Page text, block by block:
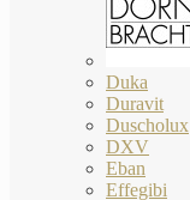
Duka
Duravit
Duscholux
DXV
Eban
Effegibi